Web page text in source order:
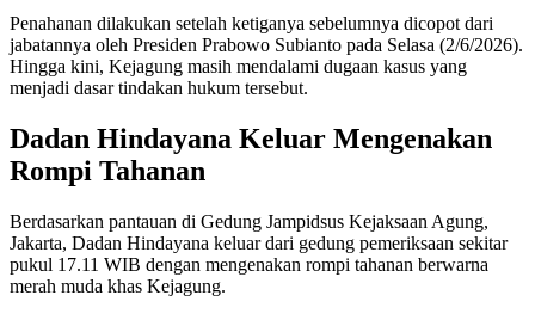
Penahanan dilakukan setelah ketiganya sebelumnya dicopot dari
jabatannya oleh Presiden Prabowo Subianto pada Selasa (2/6/2026).
Hingga kini, Kejagung masih mendalami dugaan kasus yang
menjadi dasar tindakan hukum tersebut.
Dadan Hindayana Keluar Mengenakan
Rompi Tahanan
Berdasarkan pantauan di Gedung Jampidsus Kejaksaan Agung,
Jakarta, Dadan Hindayana keluar dari gedung pemeriksaan sekitar
pukul 17.11 WIB dengan mengenakan rompi tahanan berwarna
merah muda khas Kejagung.